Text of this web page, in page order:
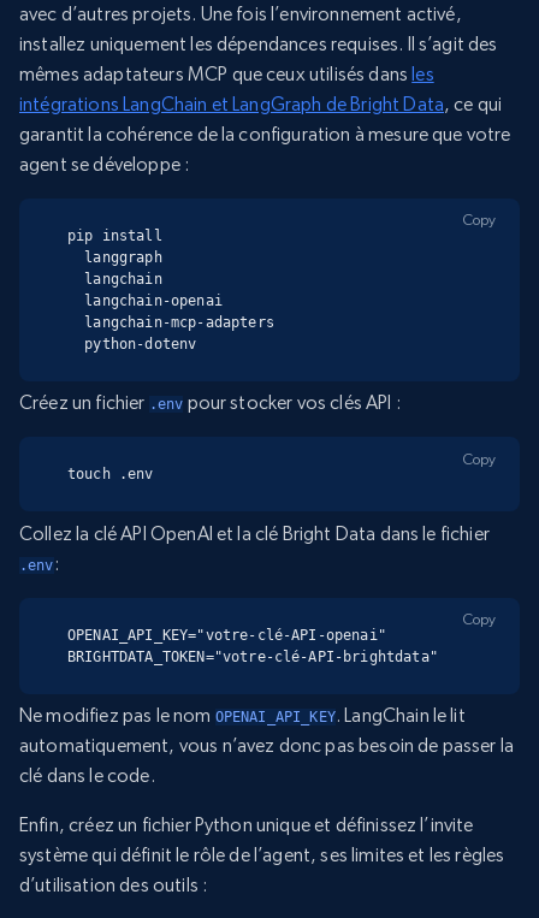
avec d’autres projets. Une fois l’environnement activé,
installez uniquement les dépendances requises. Il s’agit des
mêmes adaptateurs MCP que ceux utilisés dansles
intégrations LangChain et LangGraph de Bright Data, ce qui
garantit la cohérence de la configuration à mesure que votre
agent se développe :
pip install
  python-dotenv
Copy
Créez un fichier .env pour stocker vos clés API :
touch .env
Copy
Collez la clé API OpenAI et la clé Bright Data dans le fichier
.env :
OPENAI_API_KEY="votre-clé-API-openai"
BRIGHTDATA_TOKEN="votre-clé-API-brightdata"
Copy
Ne modifiez pas le nom OPENAI_API_KEY. LangChain le lit
automatiquement, vous n’avez donc pas besoin de passer la
clé dans le code.
Enfin, créez un fichier Python unique et définissez l’invite
système qui définit le rôle de l’agent, ses limites et les règles
d’utilisation des outils :